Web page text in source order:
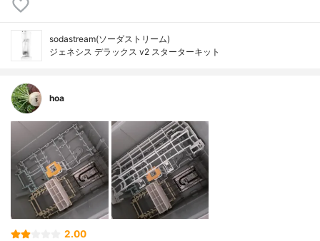
sodastream(ソーダストリーム)
ジェネシス デラックス v2 スターターキット
hoa
2.00